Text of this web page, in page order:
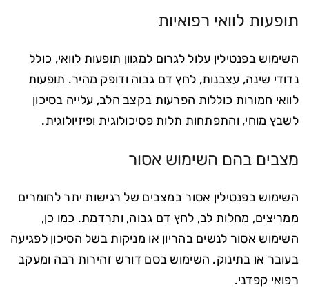
תופעות לוואי רפואיות
השימוש בפנטילין עלול לגרום למגוון תופעות לוואי, כולל
נדודי שינה, עצבנות, לחץ דם גבוה ודופק מהיר. תופעות
לוואי חמורות כוללות הפרעות בקצב הלב, עלייה בסיכון
לשבץ מוחי, והתפתחות תלות פסיכולוגית ופיזיולוגית.
מצבים בהם השימוש אסור
השימוש בפנטילין אסור במצבים של רגישות יתר לחומרים
ממריצים, מחלות לב, לחץ דם גבוה, ותרדמת. כמו כן,
השימוש אסור לנשים בהריון או מניקות בשל הסיכון לפגיעה
בעובר או בתינוק. השימוש בסם דורש זהירות רבה ומעקב
רפואי קפדני.